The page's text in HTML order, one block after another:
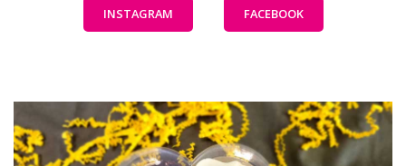
INSTAGRAM FACEBOOK